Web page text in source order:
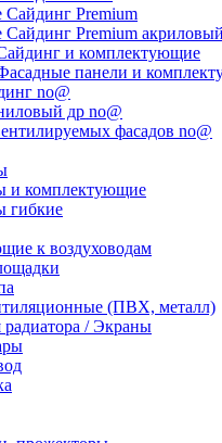
Сайдинг Premium
Сайдинг Premium акриловый
и комплектующие
панели и
no@
др no@
фасадов no@
и комплектующие
гибкие
к воздуховодам
(ПВХ, металл)
радиатора / Экраны